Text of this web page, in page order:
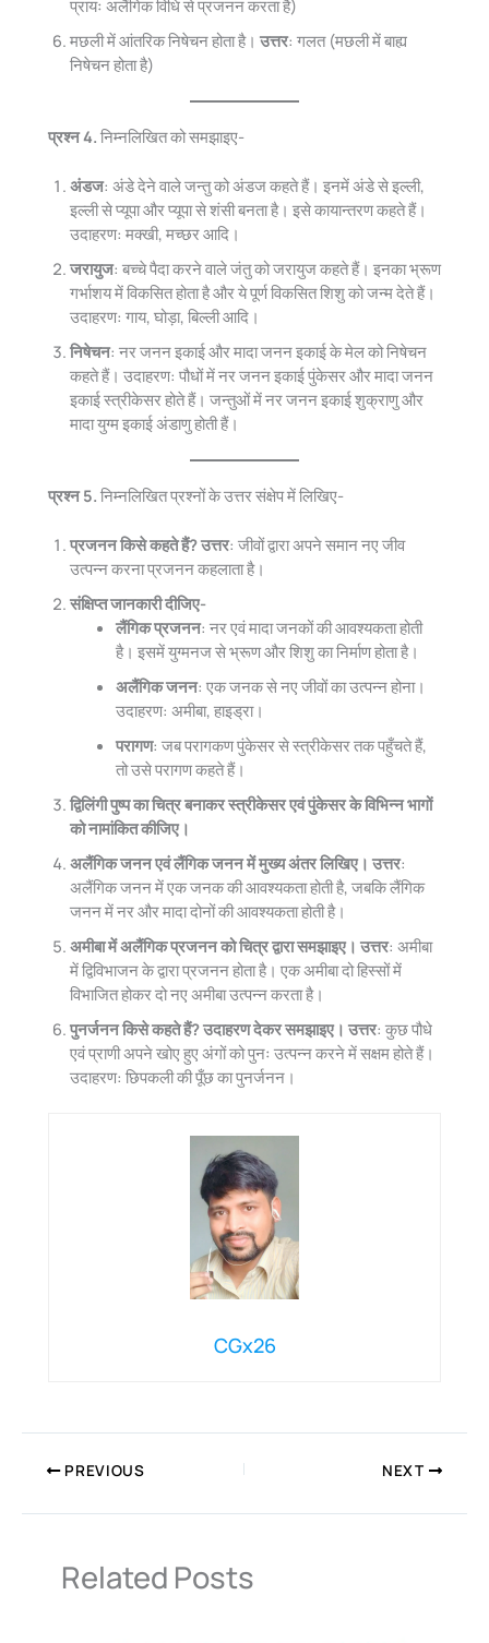
प्रायः अलैंगिक विधि से प्रजनन करता है)
मछली में आंतरिक निषेचन होता है। उत्तर: गलत (मछली में बाह्य
निषेचन होता है)
प्रश्न 4. निम्नलिखित को समझाइए-
अंडज: अंडे देने वाले जन्तु को अंडज कहते हैं। इनमें अंडे से इल्ली,
इल्ली से प्यूपा और प्यूपा से शंसी बनता है। इसे कायान्तरण कहते हैं।
उदाहरण: मक्खी, मच्छर आदि।
जरायुज: बच्चे पैदा करने वाले जंतु को जरायुज कहते हैं। इनका भ्रूण
गर्भाशय में विकसित होता है और ये पूर्ण विकसित शिशु को जन्म देते हैं।
उदाहरण: गाय, घोड़ा, बिल्ली आदि।
निषेचन: नर जनन इकाई और मादा जनन इकाई के मेल को निषेचन
कहते हैं। उदाहरण: पौधों में नर जनन इकाई पुंकेसर और मादा जनन
इकाई स्त्रीकेसर होते हैं। जन्तुओं में नर जनन इकाई शुक्राणु और
मादा युग्म इकाई अंडाणु होती हैं।
प्रश्न 5. निम्नलिखित प्रश्नों के उत्तर संक्षेप में लिखिए-
प्रजनन किसे कहते हैं?उत्तर: जीवों द्वारा अपने समान नए जीव
उत्पन्न करना प्रजनन कहलाता है।
संक्षिप्त जानकारी दीजिए-
लैंगिक प्रजनन: नर एवं मादा जनकों की आवश्यकता होती
है। इसमें युग्मनज से भ्रूण और शिशु का निर्माण होता है।
अलैंगिक जनन: एक जनक से नए जीवों का उत्पन्न होना।
उदाहरण: अमीबा, हाइड्रा।
परागण: जब परागकण पुंकेसर से स्त्रीकेसर तक पहुँचते हैं,
तो उसे परागण कहते हैं।
द्विलिंगी पुष्प का चित्र बनाकर स्त्रीकेसर एवं पुंकेसर के विभिन्न भागों
को नामांकित कीजिए।
अलैंगिक जनन एवं लैंगिक जनन में मुख्य अंतर लिखिए। उत्तर:
अलैंगिक जनन में एक जनक की आवश्यकता होती है, जबकि लैंगिक
जनन में नर और मादा दोनों की आवश्यकता होती है।
अमीबा में अलैंगिक प्रजनन को चित्र द्वारा समझाइए। उत्तर: अमीबा
में द्विविभाजन के द्वारा प्रजनन होता है। एक अमीबा दो हिस्सों में
विभाजित होकर दो नए अमीबा उत्पन्न करता है।
पुनर्जनन किसे कहते हैं? उदाहरण देकर समझाइए। उत्तर: कुछ पौधे
एवं प्राणी अपने खोए हुए अंगों को पुनः उत्पन्न करने में सक्षम होते हैं।
उदाहरण: छिपकली की पूँछ का पुनर्जनन।
CGx26
PREVIOUS NEXT
Related Posts